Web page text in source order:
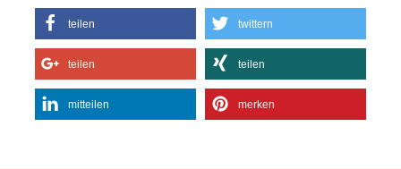
teilen twittern
teilen teilen
mitteilen merken